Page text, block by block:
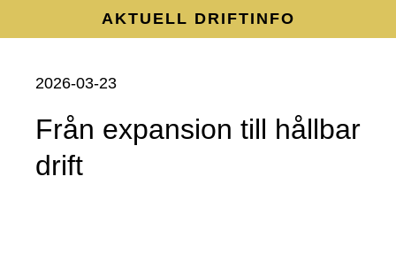
AKTUELL DRIFTINFO
2026-03-23
Från expansion till hållbar
drift